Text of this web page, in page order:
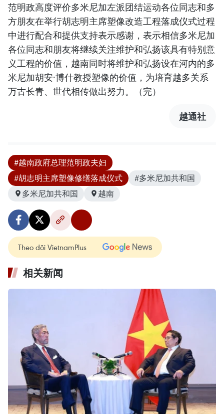
范明政高度评价多米尼加左派团结运动各位同志和多
方朋友在举行胡志明主席塑像改造工程落成仪式过程
中进行配合和提供支持表示感谢，表示相信多米尼加
各位同志和朋友将继续关注维护和弘扬该具有特别意
义工程的价值，越南同时将维护和弘扬设在河内的多
米尼加胡安·博什教授塑像的价值，为培育越多关系
万古长青、世代相传做出努力。（完）
越通社
#越南政府总理范明政夫妇
#胡志明主席塑像修缮落成仪式
#多米尼加共和国
多米尼加共和国
越南
Theo dõi VietnamPlus
相关新闻